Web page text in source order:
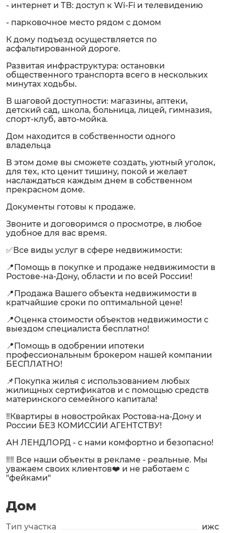
- интернет и ТВ: доступ к Wi-Fi и телевидению
- парковочное место рядом с домом
К дому подъезд осуществляется по
асфальтированной дороге.
Развитая инфраструктура: остановки
общественного транспорта всего в нескольких
минутах ходьбы.
В шаговой доступности: магазины, аптеки,
детский сад, школа, больница, лицей, гимназия,
спорт-клуб, авто-мойка.
Дом находится в собственности одного
владельца
В этом доме вы сможете создать, уютный уголок,
для тех, кто ценит тишину, покой и желает
наслаждаться каждым днем в собственном
прекрасном доме.
Документы готовы к продаже.
Звоните и договоримся о просмотре, в любое
удобное для вас время.
✅Все виды услуг в сфере недвижимости:
📍Помощь в покупке и продаже недвижимости в
Ростове-на-Дону, области и по всей России!
📍Продажа Вашего объекта недвижимости в
кратчайшие сроки по оптимальной цене!
📍Оценка стоимости объектов недвижимости с
выездом специалиста бесплатно!
📍Помощь в одобрении ипотеки
профессиональным брокером нашей компании
БЕСПЛАТНО!
📌Покупка жилья с использованием любых
жилищных сертификатов и с помощью средств
материнского семейного капитала!
‼️Квартиры в новостройках Ростова-на-Дону и
России БЕЗ КОМИССИИ АГЕНТСТВУ!
АН ЛЕНДЛОРД - с нами комфортно и безопасно!
‼️‼️ Все наши объекты в рекламе - реальные. Мы
уважаем своих клиентов❤️ и не работаем с
"фейками"
Дом
Тип участка ижс